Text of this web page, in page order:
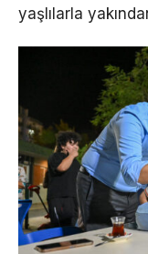
yaşlılarla